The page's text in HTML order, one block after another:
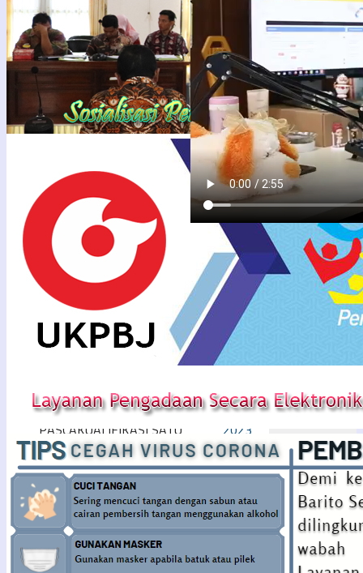
Arsip
Maret
2024
Februari
2024
Oktober
September
2023
Agustus
2023
2023
Juni
Mei
PENGUMUMAN TENDER
PEKERJAAN KONSTRUKSI
BADAN USAHA METODE
PASCAKUALIFIKASI SATU
FILE – HARGA TERENDAH
DENGAN SISTEM GUGUR
Berdasarkan Peraturan
Presiden Nomor 16 Tahun
2018 tentang ...
29
Feb2024
PENGUMUMAN TENDER
PEKERJAAN KONSTRUKSI
BADAN USAHA METODE
PASCAKUALIFIKASI SATU
FILE – HARGA TERENDAH
DENGAN SISTEM GUGUR
PEKERJAAN KONSTRUKSI
BADAN USAHA METODE
PASCAKUALIFIKASI SATU
FILE – HARGA TERENDAH
DENGAN SISTEM GUGUR
Berdasarkan Peraturan
Presiden Nomor 16 Tahun
2018 tentang ...
Next